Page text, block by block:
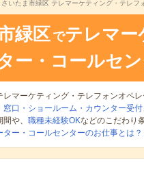
さいたま市緑区 テレマーケティング・テレ
緑区 でテレマー
ー・コールセ
マーケティング・テレフォンオペ
窓口・ショールーム・カウンター受付
や、 職種未経験OKなどのこだわり
ー・コールセンターのお仕事とは？